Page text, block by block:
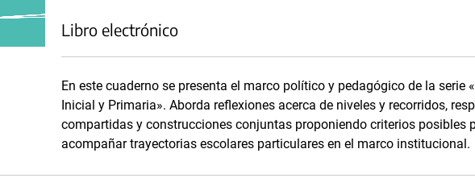
Libro electrónico
En este cuaderno se presenta el marco político y pedagógico de la serie
Inicial y Primaria». Aborda reflexiones acerca de niveles y recorridos,
compartidas y construcciones conjuntas proponiendo criterios posibles
acompañar trayectorias escolares particulares en el marco institucional.